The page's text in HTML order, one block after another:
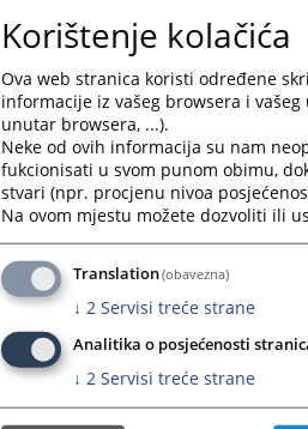
Korištenje kolačića
Ova web stranica koristi određene
informacije iz vašeg browsera i
unutar browsera, ...).
Neke od ovih informacija su nam
fukcionisati u svom punom obimu,
stvari (npr. procjenu nivoa
Na ovom mjestu možete dozvoliti ili
Translation(obavezna)
↓ 2 Servisi treće strane
Analitika o posjećenosti
↓ 2 Servisi treće strane